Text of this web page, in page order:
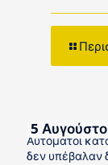
5
Αυτόματοι
δεν υπέβαλαν